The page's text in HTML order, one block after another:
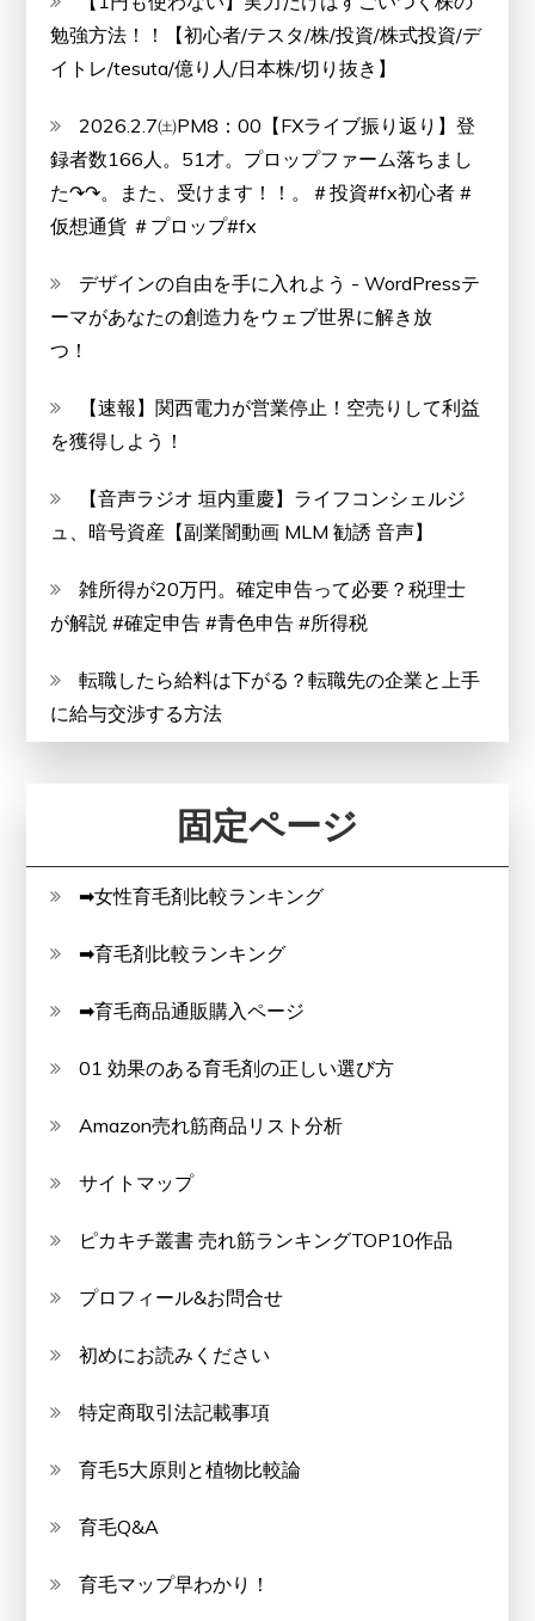
勉強方法！！【初心者/テスタ/株/投資/株式投資/デ
イトレ/tesuta/億り人/日本株/切り抜き】
2026.2.7㈯PM8：00【FXライブ振り返り】登
録者数166人。51才。プロップファーム落ちまし
た↷↷。また、受けます！！。＃投資#fx初心者 #
仮想通貨 ＃プロップ#fx
デザインの自由を手に入れよう - WordPressテ
ーマがあなたの創造力をウェブ世界に解き放
つ！
【速報】関西電力が営業停止！空売りして利益
を獲得しよう！
【音声ラジオ 垣内重慶】ライフコンシェルジ
ュ、暗号資産【副業闇動画 MLM 勧誘 音声】
雑所得が20万円。確定申告って必要？税理士
が解説 #確定申告 #青色申告 #所得税
転職したら給料は下がる？転職先の企業と上手
に給与交渉する方法
固定ページ
➡女性育毛剤比較ランキング
➡育毛剤比較ランキング
➡育毛商品通販購入ページ
01 効果のある育毛剤の正しい選び方
Amazon売れ筋商品リスト分析
サイトマップ
ピカキチ叢書 売れ筋ランキングTOP10作品
プロフィール&お問合せ
初めにお読みください
特定商取引法記載事項
育毛5大原則と植物比較論
育毛Q&A
育毛マップ早わかり！